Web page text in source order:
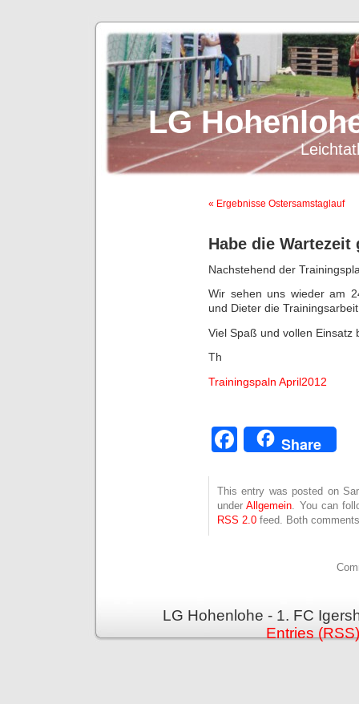
LG
« Ergebnisse Ostersamstaglauf
Habe die Wartezeit
Nachstehend der
Wir sehen uns wieder am
und Dieter die
Viel Spaß und vollen Einsatz
Th
Trainingspaln April2012
Facebook
Share
This entry was posted on
underAllgemein . You can
RSS 2.0 feed. Both
LG Hohenlohe - 1. FC
Entries (RSS)